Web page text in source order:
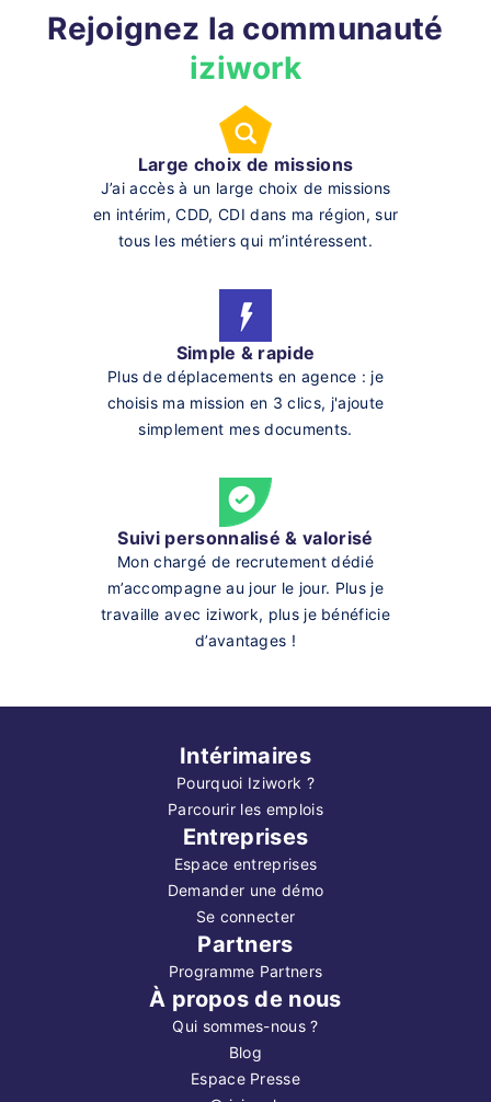
Rejoignez la communauté
iziwork
Large choix de missions
J’ai accès à un large choix de missions
en intérim, CDD, CDI dans ma région, sur
tous les métiers qui m’intéressent.
Simple & rapide
Plus de déplacements en agence : je
choisis ma mission en 3 clics, j'ajoute
simplement mes documents.
Suivi personnalisé & valorisé
Mon chargé de recrutement dédié
m’accompagne au jour le jour. Plus je
travaille avec iziwork, plus je bénéficie
d’avantages !
Intérimaires
Pourquoi Iziwork ?
Parcourir les emplois
Entreprises
Espace entreprises
Demander une démo
Se connecter
Partners
Programme Partners
À propos de nous
Qui sommes-nous ?
Blog
Espace Presse